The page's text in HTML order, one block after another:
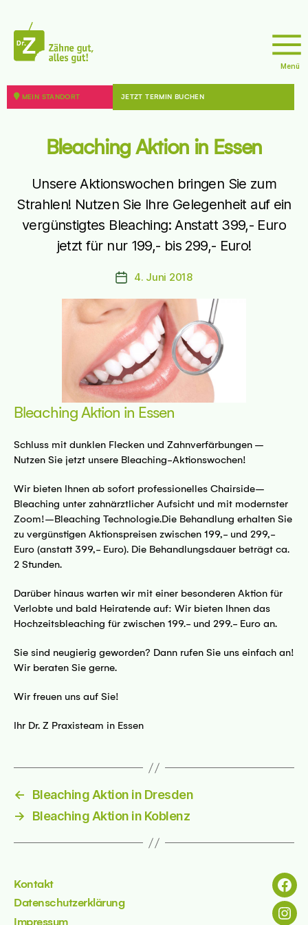
z
Menü
MEIN STANDORT JETZT TERMIN BUCHEN
Bleaching Aktion in Essen
Unsere Aktionswochen bringen Sie zum
Strahlen! Nutzen Sie Ihre Gelegenheit auf ein
vergünstigtes Bleaching: Anstatt 399,- Euro
jetzt für nur 199,- bis 299,- Euro!
Beitragsdatum
4. Juni 2018
Bleaching Aktion in Essen
Schluss mit dunklen Flecken und Zahnverfärbungen –
Nutzen Sie jetzt unsere Bleaching-Aktionswochen!
Wir bieten Ihnen ab sofort professionelles Chairside–
Bleaching unter zahnärztlicher Aufsicht und mit modernster
Zoom!–Bleaching Technologie.Die Behandlung erhalten Sie
zu vergünstigen Aktionspreisen zwischen 199,- und 299,-
Euro (anstatt 399,- Euro). Die Behandlungsdauer beträgt ca.
2 Stunden.
Darüber hinaus warten wir mit einer besonderen Aktion für
Verlobte und bald Heiratende auf: Wir bieten Ihnen das
Hochzeitsbleaching für zwischen 199.- und 299.- Euro an.
Sie sind neugierig geworden? Dann rufen Sie uns einfach an!
Wir beraten Sie gerne.
Wir freuen uns auf Sie!
Ihr Dr. Z Praxisteam in Essen
←
Bleaching Aktion in Dresden
→
Bleaching Aktion in Koblenz
Kontakt
Datenschutzerklärung
Impressum
- 12099 Berlin
Bochum